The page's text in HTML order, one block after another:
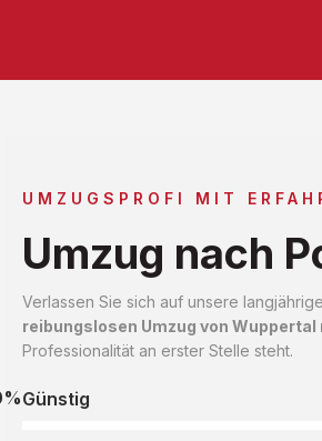
UMZUGSPROFI MIT
Umzug nach
Verlassen Sie sich auf unsere
reibungslosen Umzug von Wuppertal
Professionalität an erster Stelle steht.
Günstig